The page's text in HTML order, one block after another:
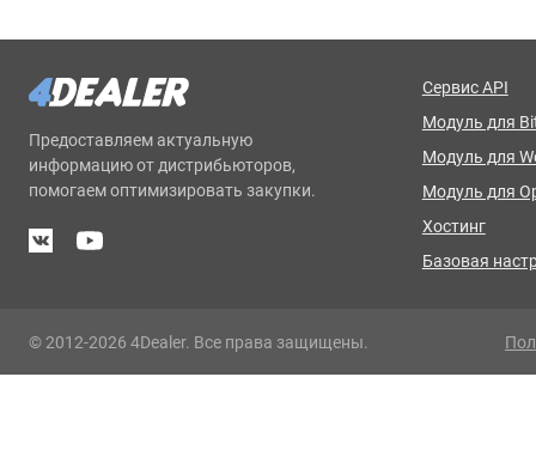
Предоставляем актуальную
информацию от дистрибьюторов,
помогаем оптимизировать закупки.
Сервис API
Модуль для
Модуль для
Модуль для
Хостинг
Базовая
© 2012-2026 4Dealer. Все права защищены.